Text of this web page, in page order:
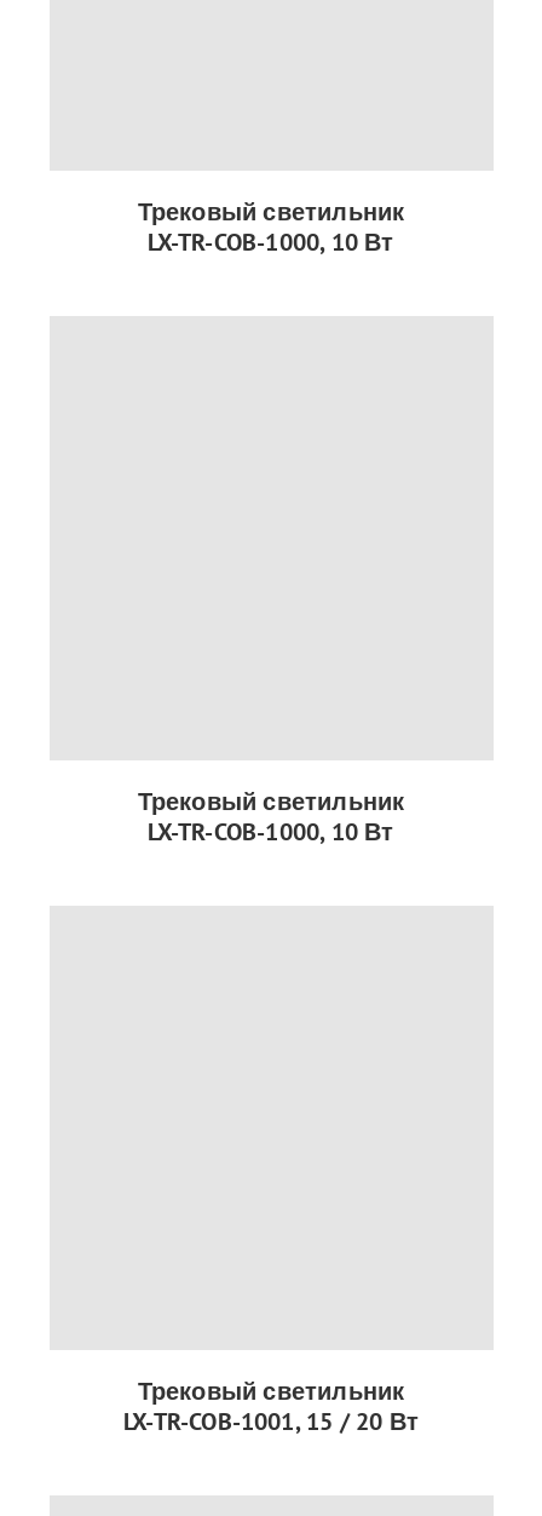
Трековый светильник
LX-TR-COB-1000, 10 Вт
Трековый светильник
LX-TR-COB-1000, 10 Вт
Трековый светильник
LX-TR-COB-1001, 15 / 20 Вт